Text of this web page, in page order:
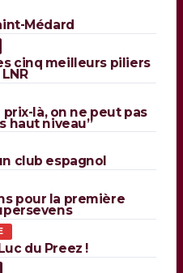
Médard
cinq meilleurs piliers
prix-là, on ne peut pas
haut niveau”
club espagnol
pour la première
du Preez !